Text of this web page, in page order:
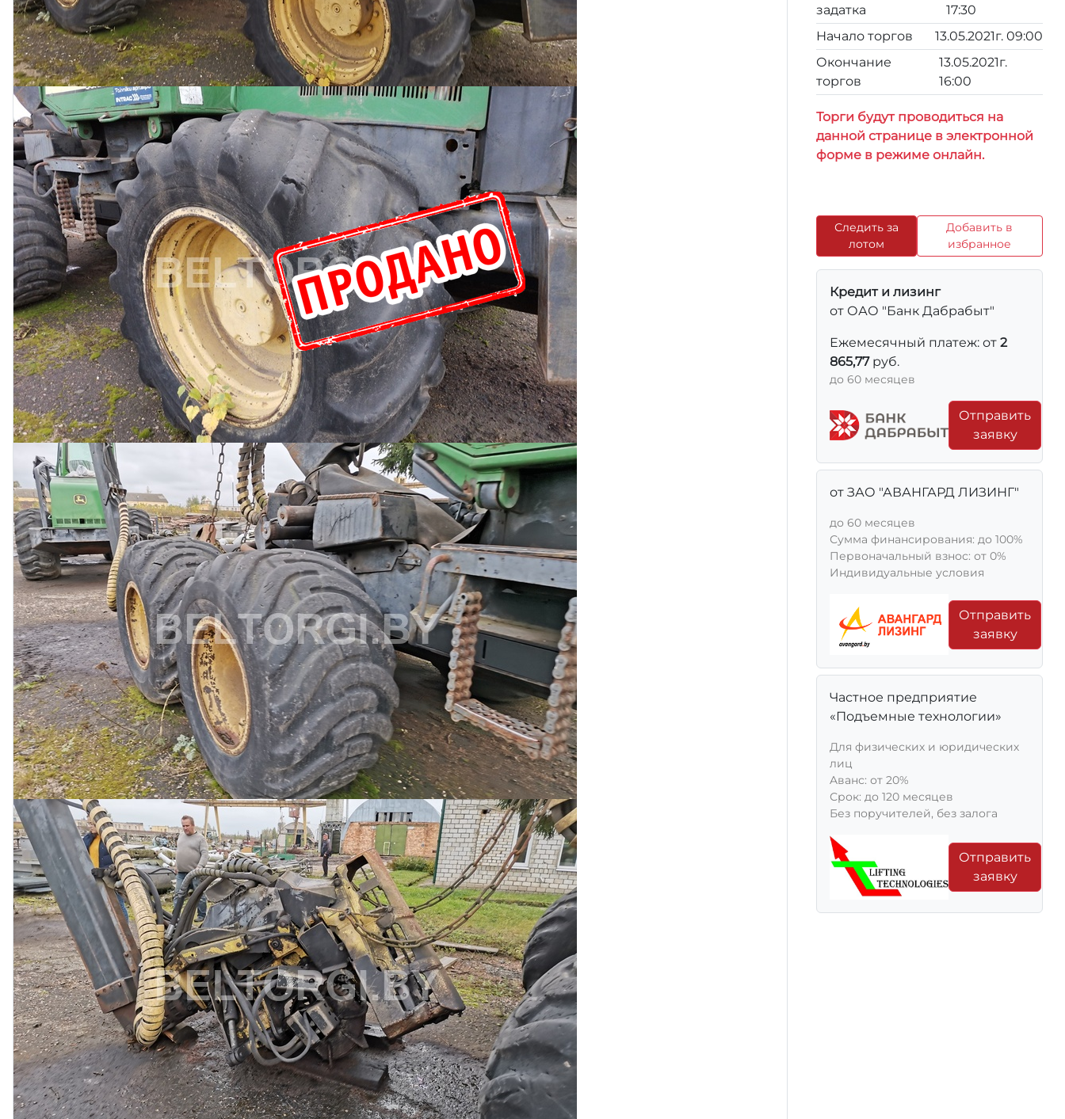
задатка
17:30
Начало торгов
13.05.2021г. 09:00
Окончание
торгов
13.05.2021г.
16:00
Торги будут проводиться на
данной странице в электронной
форме в режиме онлайн.
Следить за
лотом
Добавить в
избранное
Кредит и лизинг
от ОАО "Банк Дабрабыт"
Ежемесячный платеж: от 2
865,77руб.
до 60 месяцев
Отправить
заявку
от ЗАО "АВАНГАРД ЛИЗИНГ"
до 60 месяцев
Сумма финансирования: до 100%
Первоначальный взнос: от 0%
Индивидуальные условия
Отправить
заявку
Частное предприятие
«Подъемные технологии»
Для физических и юридических
лиц
Aванс: от 20%
Срок: до 120 месяцев
Без поручителей, без залога
Отправить
заявку